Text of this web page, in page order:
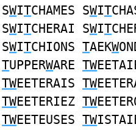
SWITCHAMES SWIT
SWITCHERAI SWIT
SWITCHIONS TAEKW
TUPPERWARE TW
TWEETERAIS TW
TWEETERIEZ TW
TWEETEUSES TW